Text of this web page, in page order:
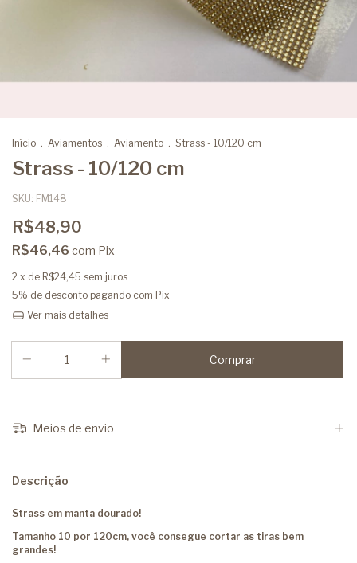
Início . Aviamentos . Aviamento . Strass - 10/120 cm
Strass - 10/120 cm
SKU: FM148
R$48,90
R$46,46 com Pix
2 x de R$24,45 sem juros
5% de desconto pagando com Pix
Ver mais detalhes
Meios de envio
Descrição
Strass em manta dourado!
Tamanho 10 por 120cm, você consegue cortar as tiras bem
grandes!